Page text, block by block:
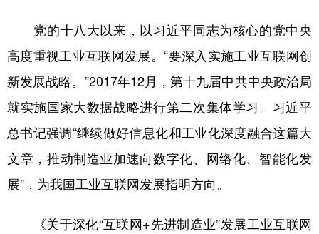
党的十八大以来，以习近平同志为核心的党中央
高度重视工业互联网发展。“要深入实施工业互联网创
新发展战略。”2017年12月，第十九届中共中央政治局
就实施国家大数据战略进行第二次集体学习。习近平
总书记强调“继续做好信息化和工业化深度融合这篇大
文章，推动制造业加速向数字化、网络化、智能化发
展”，为我国工业互联网发展指明方向。
《关于深化“互联网+先进制造业”发展工业互联网